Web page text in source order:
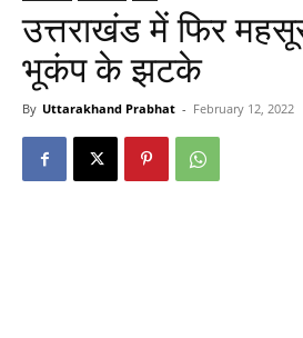
उत्तराखंड में फिर
भूकंप के झटके
By Uttarakhand Prabhat - February 12, 2022